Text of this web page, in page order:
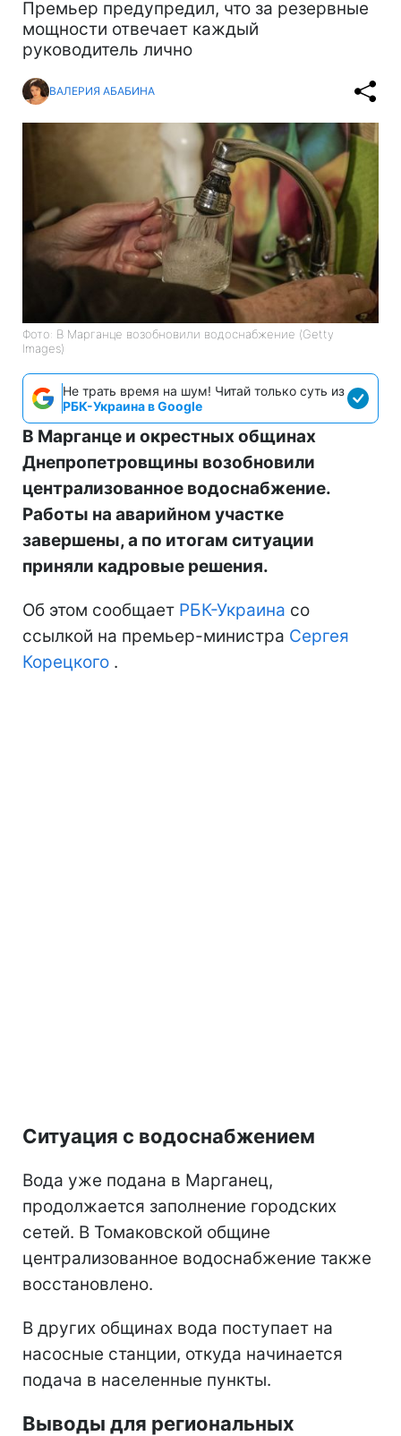
Премьер предупредил, что за резервные
мощности отвечает каждый
руководитель лично
ВАЛЕРИЯ АБАБИНА
Фото: В Марганце возобновили водоснабжение (Getty
Images)
Не трать время на шум! Читай только суть из
РБК-Украина в Google
В Марганце и окрестных общинах
Днепропетровщины возобновили
централизованное водоснабжение.
Работы на аварийном участке
завершены, а по итогам ситуации
приняли кадровые решения.
Об этом сообщает РБК-Украина со
ссылкой на премьер-министра Сергея
Корецкого .
Ситуация с водоснабжением
Вода уже подана в Марганец,
продолжается заполнение городских
сетей. В Томаковской общине
централизованное водоснабжение также
восстановлено.
В других общинах вода поступает на
насосные станции, откуда начинается
подача в населенные пункты.
Выводы для региональных